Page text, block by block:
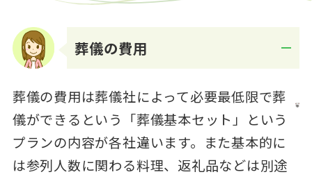
葬儀の費用
葬儀の費用は葬儀社によって必要最低限で葬
儀ができるという「葬儀基本セット」という
プランの内容が各社違います。また基本的に
は参列人数に関わる料理、返礼品などは別途